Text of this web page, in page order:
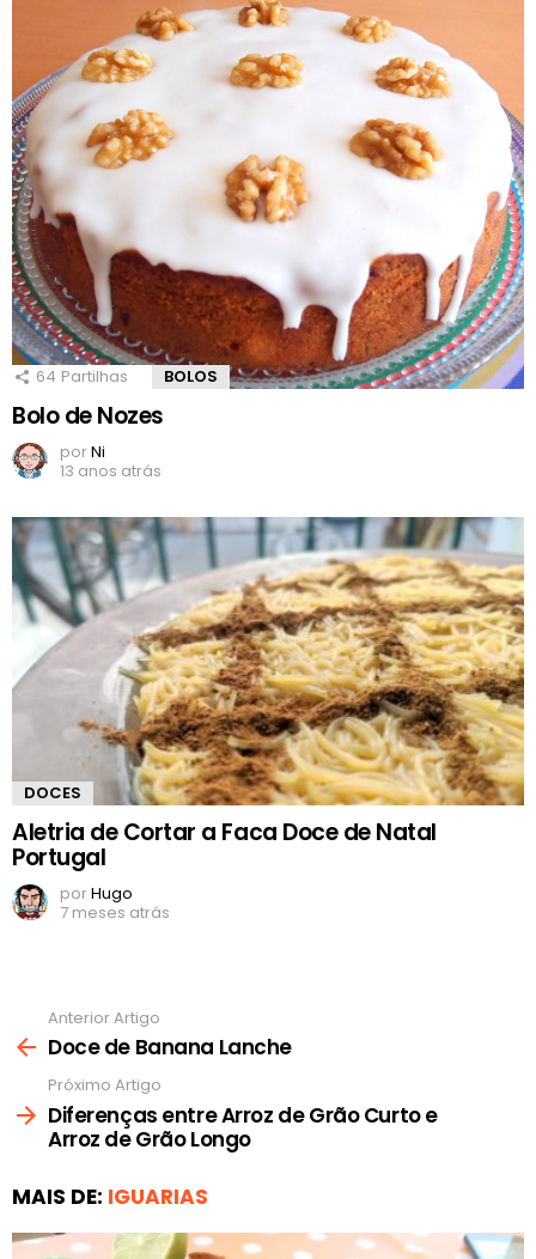
64 Partilhas BOLOS
Bolo de Nozes
porNi
13 anos atrás
DOCES
Aletria de Cortar a Faca Doce de Natal
Portugal
porHugo
7 meses atrás
mais
Anterior Artigo
Doce de Banana Lanche
Próximo Artigo
Diferenças entre Arroz de Grão Curto e
Arroz de Grão Longo
MAIS DE: IGUARIAS